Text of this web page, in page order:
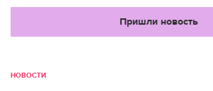
Пришли новость
НОВОСТИ